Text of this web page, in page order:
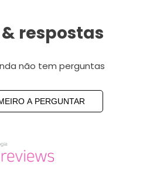
respostas
não tem perguntas
A PERGUNTAR